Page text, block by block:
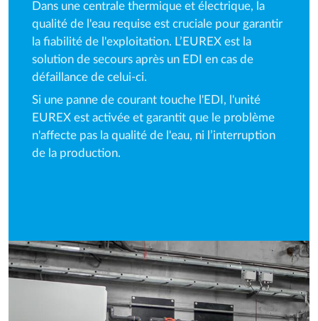
Dans une centrale thermique et électrique, la
qualité de l'eau requise est cruciale pour garantir
la fiabilité de l'exploitation. L’EUREX est la
solution de secours après un EDI en cas de
défaillance de celui-ci.
Si une panne de courant touche l'EDI, l'unité
EUREX est activée et garantit que le problème
n'affecte pas la qualité de l'eau, ni l’interruption
de la production.